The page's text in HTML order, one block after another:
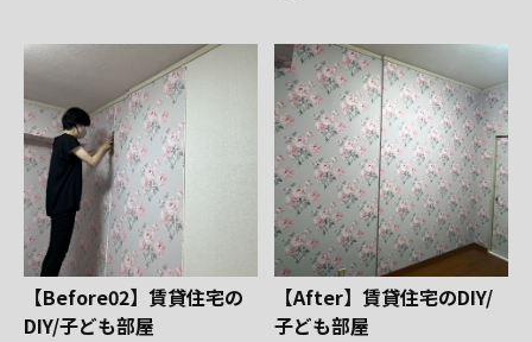
【Before02】賃貸住宅の
DIY/子ども部屋
【After】賃貸住宅のDIY/
子ども部屋